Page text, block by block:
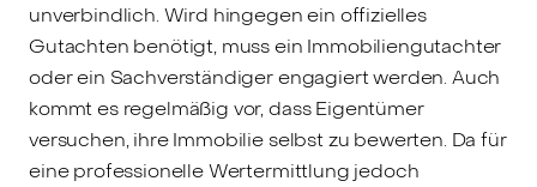
unverbindlich. Wird hingegen ein offizielles
Gutachten benötigt, muss ein Immobiliengutachter
oder ein Sachverständiger engagiert werden. Auch
kommt es regelmäßig vor, dass Eigentümer
versuchen, ihre Immobilie selbst zu bewerten. Da für
eine professionelle Wertermittlung jedoch